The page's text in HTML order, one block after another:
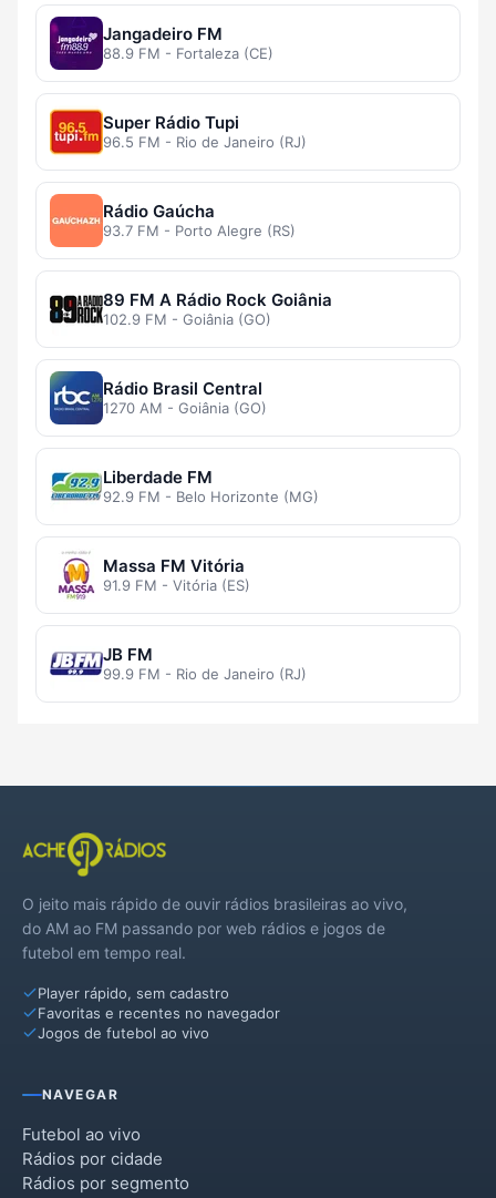
Jangadeiro FM
88.9 FM - Fortaleza (CE)
Super Rádio Tupi
96.5 FM - Rio de Janeiro (RJ)
Rádio Gaúcha
93.7 FM - Porto Alegre (RS)
89 FM A Rádio Rock Goiânia
102.9 FM - Goiânia (GO)
Rádio Brasil Central
1270 AM - Goiânia (GO)
Liberdade FM
92.9 FM - Belo Horizonte (MG)
Massa FM Vitória
91.9 FM - Vitória (ES)
JB FM
99.9 FM - Rio de Janeiro (RJ)
O jeito mais rápido de ouvir rádios brasileiras ao vivo,
do AM ao FM passando por web rádios e jogos de
futebol em tempo real.
Player rápido, sem cadastro
Favoritas e recentes no navegador
Jogos de futebol ao vivo
NAVEGAR
Futebol ao vivo
Rádios por cidade
Rádios por segmento